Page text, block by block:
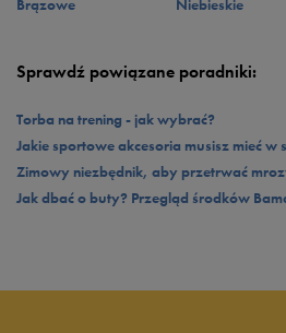
Brązowe
Niebieskie
Sprawdź powiązane poradniki:
Torba na trening - jak wybrać?
Jakie sportowe akcesoria musisz mieć w
Zimowy niezbędnik, aby przetrwać
Jak dbać o buty? Przegląd środków